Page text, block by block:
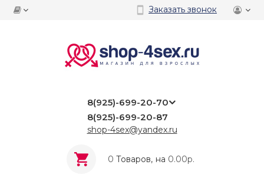
Заказать звонок
8(925)-699-20-70
8(925)-699-20-87
shop-4sex@yandex.ru
0 Tоваров, на 0.00р.